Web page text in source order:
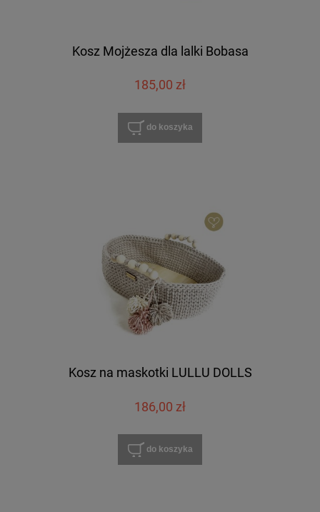
Kosz Mojżesza dla lalki Bobasa
185,00 zł
do koszyka
Kosz na maskotki LULLU DOLLS
186,00 zł
do koszyka